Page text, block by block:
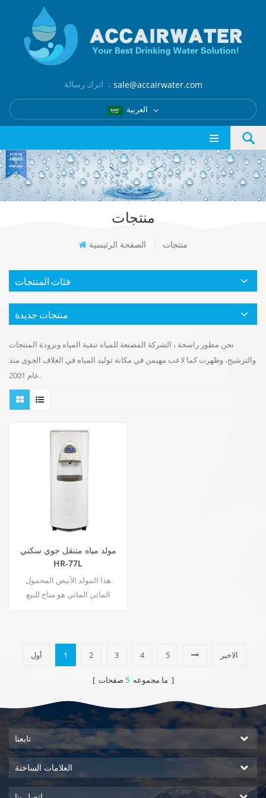
اترك رسالة ： sale@accairwater.com
منتجات
الصفحة الرئيسية / منتجات
فئات المنتجات
منتجات جديدة
نحن مطور راسخة ، الشركة المصنعة للمياه تنقية المياه وبرودة المنتجات
والترشيح، وظهرت كما لاعب مهيمن في مكانة توليد المياه في الغلاف الجوي منذ
عام 2001.
مولد مياه متنقل جوي سكني
HR-77L
هذا المولد الأبيض المحمول
المائي المائي هو متاح للبيع
أول 1 2 3 4 5 الاخير
[ ما مجموعه5 صفحات ]
تابعنا
العلامات الساخنة